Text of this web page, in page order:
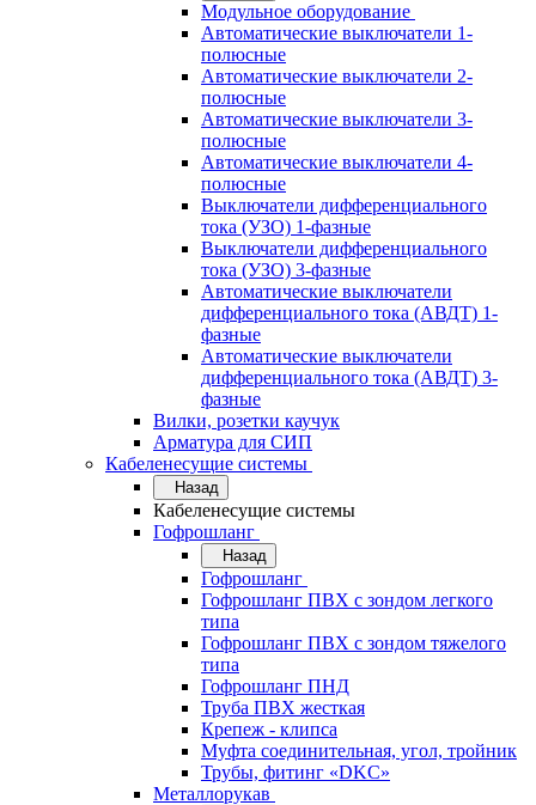
Модульное оборудование
Автоматические выключатели 1-
полюсные
Автоматические выключатели 2-
полюсные
Автоматические выключатели 3-
полюсные
Автоматические выключатели 4-
полюсные
Выключатели дифференциального
тока (УЗО) 1-фазные
Выключатели дифференциального
тока (УЗО) 3-фазные
Автоматические выключатели
дифференциального тока (АВДТ) 1-
фазные
Автоматические выключатели
дифференциального тока (АВДТ) 3-
фазные
Вилки, розетки каучук
Арматура для СИП
Кабеленесущие системы
Назад
Кабеленесущие системы
Гофрошланг
Назад
Гофрошланг
Гофрошланг ПВХ с зондом легкого
типа
Гофрошланг ПВХ с зондом тяжелого
типа
Гофрошланг ПНД
Труба ПВХ жесткая
Крепеж - клипса
Муфта соединительная, угол, тройник
Трубы, фитинг «DKC»
Металлорукав